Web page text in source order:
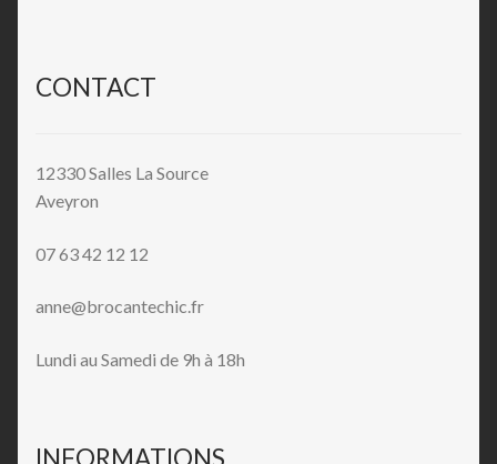
CONTACT
12330 Salles La Source
Aveyron
07 63 42 12 12
anne@brocantechic.fr
Lundi au Samedi de 9h à 18h